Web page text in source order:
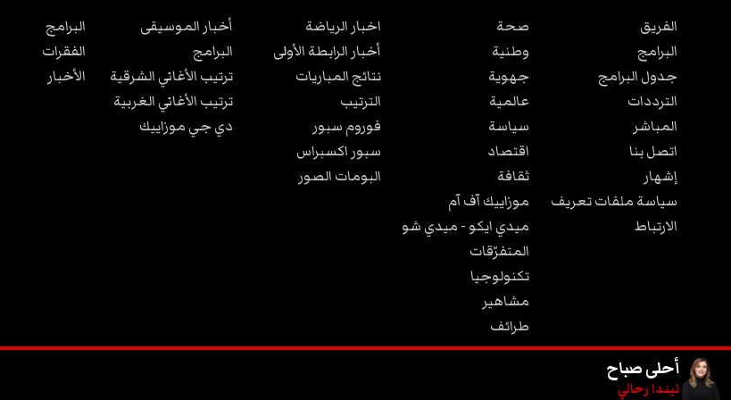
الفريق
البرامج
جدول البرامج
الترددات
المباشر
اتصل بنا
إشهار
سياسة ملفات تعريف
الارتباط
صحة
وطنية
جهوية
عالمية
سياسة
اقتصاد
ثقافة
موزاييك آف آم
ميدي ايكو - ميدي شو
المتفرّقات
تكنولوجيا
مشاهير
طرائف
مجتمع
اخبار الرياضة
أخبار الرابطة الأولى
نتائج المباريات
الترتيب
فوروم سبور
سبور اكسبراس
البومات الصور
أخبار الموسيقى
البرامج
ترتيب الأغاني الشرقية
ترتيب الأغاني الغربية
دي جي موزاييك
البرامج
الفقرات
الأخبار
أحلى صباح
ليندا رحالي